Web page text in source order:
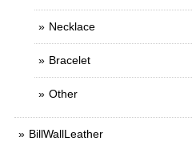
Necklace
Bracelet
Other
BillWallLeather